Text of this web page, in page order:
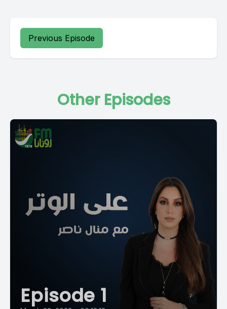
Previous Episode
Other Episodes
Episode 1